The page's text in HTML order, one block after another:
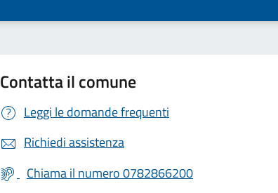
Contatta il comune
Leggi le domande frequenti
Richiedi assistenza
Chiama il numero 0782866200